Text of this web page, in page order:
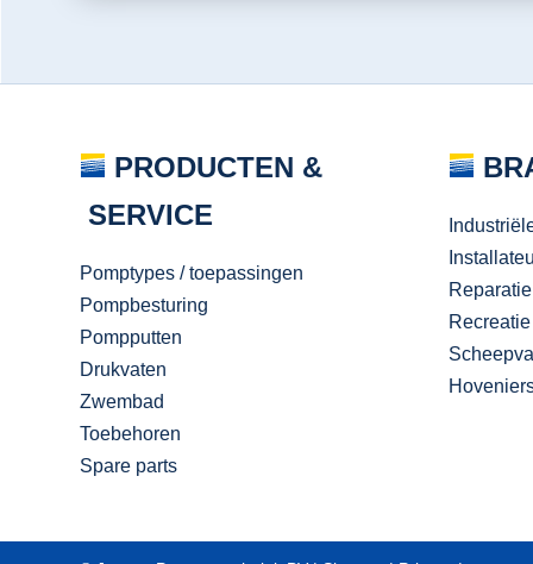
PRODUCTEN &
SERVICE
Pomptypes / toepassingen
Pompbesturing
Pompputten
Drukvaten
Zwembad
Toebehoren
Spare parts
Recreatie